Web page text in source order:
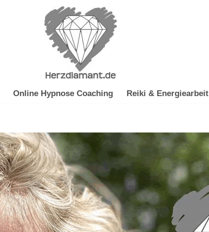
Online Hypnose Coaching Reiki & Energiearbeit